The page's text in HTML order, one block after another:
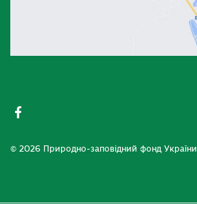
© 2026 Природно-заповідний фонд України